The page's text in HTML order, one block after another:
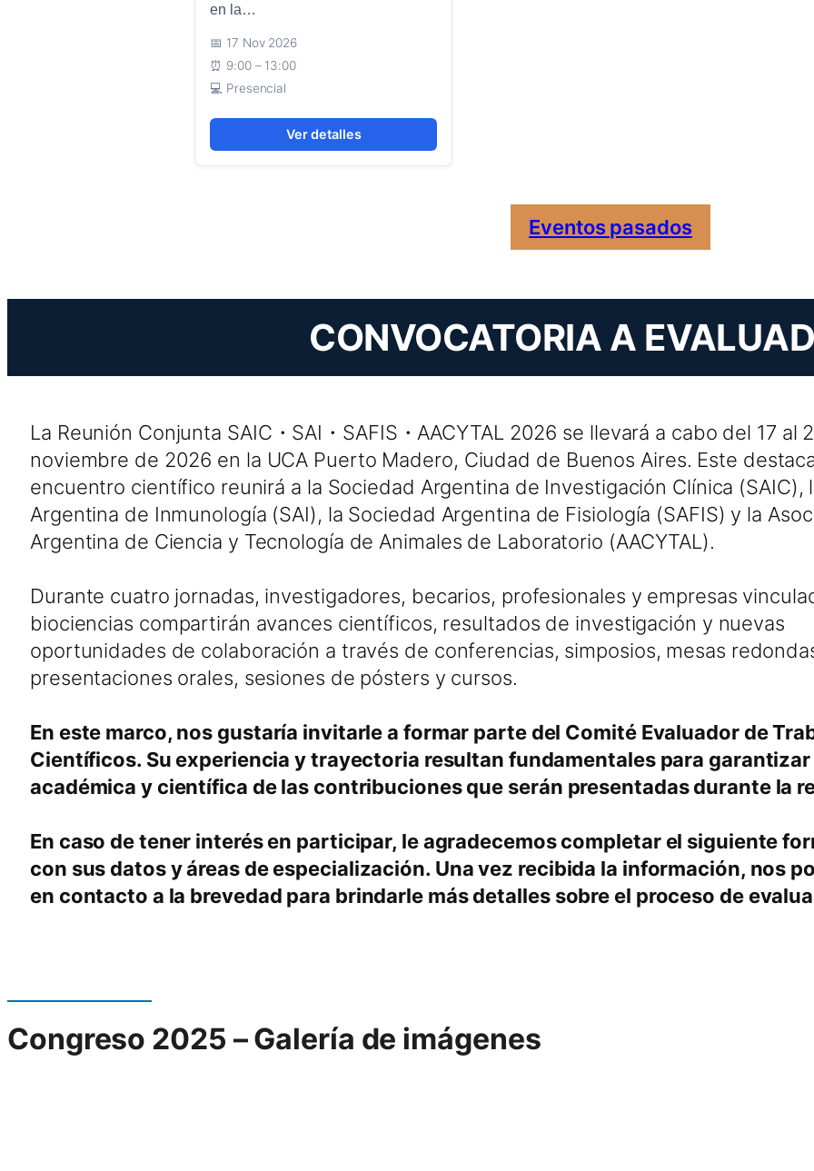
en la…
17 Nov 2026
9:00 – 13:00
Presencial
Ver detalles
Eventos pasados
CONVOCATORIA A
La Reunión Conjunta SAIC・SAI・SAFIS・AACYTAL 2026 se llevará a cabo del 17 al
noviembre de 2026 en la UCA Puerto Madero, Ciudad de Buenos Aires. Este
encuentro científico reunirá a la Sociedad Argentina de Investigación Clínica (SAIC),
Argentina de Inmunología (SAI), la Sociedad Argentina de Fisiología (SAFIS) y la
Argentina de Ciencia y Tecnología de Animales de Laboratorio (AACYTAL).
Durante cuatro jornadas, investigadores, becarios, profesionales y empresas
biociencias compartirán avances científicos, resultados de investigación y nuevas
oportunidades de colaboración a través de conferencias, simposios, mesas
presentaciones orales, sesiones de pósters y cursos.
En este marco, nos gustaría invitarle a formar parte del Comité Evaluador de
Científicos. Su experiencia y trayectoria resultan fundamentales para garantizar
académica y científica de las contribuciones que serán presentadas durante la
En caso de tener interés en participar, le agradecemos completar el siguiente
con sus datos y áreas de especialización. Una vez recibida la información, nos
en contacto a la brevedad para brindarle más detalles sobre el proceso de
Congreso 2025 – Galería de imágenes